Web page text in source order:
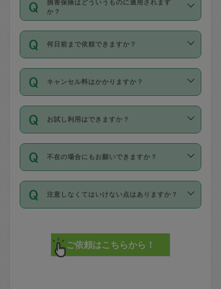
い。ただし、２時間を越えての調整はで
時間も被らない場合、損害保険の対象外
すでにハウスキーパーや英語の先生とし
てお仕事をしているフィリピン出身の
社員など様々なバックグラウンドの方が
登録しています。
日本語も話せる方など様々です。
ールに記載していますので、各自の得意
を依頼してください。
を行っています。その後、身分証明書の
写真提出をしていただいています。外国
確認しています。タスカジさんトレーニ
ング動画を使ったセルフトレーニングの
現場トライアルを受け、合格したタスカ
ジさんが活動されています。
※テストセンターの講評は１件目のレビュ
参考
【詳細】タスカジさんの登録に際
損害保険はどういうものに適用されます
か？
依頼者とタスカジさんとの間でタスカジ
を通して成立した作業時間内での作業に
適用されます。作業範囲は、掃除、洗
です。作業中に物を壊したり、人にけが
をさせたりした場合が対象で、補償金額
す。
写真を撮り、
詳細FAQ：
損害賠償保険について教えて
何日前まで依頼できますか？
ご依頼は、現在を起点に3日後（72時間
以降）の日時から受付可能となっていま
す。
タスカジさんへ「募集」をかけることが
可能です。
キャンセル料はかかりますか？
キャンセル料には、以下の2種類がありま
す。
1. 直前キャンセル（定期、スポット契約
共通）
72時間を超える※と、以下のキャンセル
料が発生します。
直前キャンセル料：
72時間前〜24時間前＝依頼料金の50%
お試し利用はできますか？
「お試し利用」というメニューはありま
せんが、「一回のみ」依頼を活用するこ
とによって、気に入ったタスカジさんを
まず、条件の合う気になるタスカジさ
みてください。
その後、一番気に入ったタスカジさんに
不在の場合にもお願いできますか？
不在の場合の作業はタスカジさんの同意
が必要です。数回の依頼ののち、タスカ
ジさんと依頼者の間で十分な信頼関係が
てください。
不在時に部屋に入るためにタスカジさん
注意しなくてはいけない点はありますか？
で、必ず鍵のかかるロッカーや金庫に入
れて依頼者の責任の元管理するよう心掛
けてください。